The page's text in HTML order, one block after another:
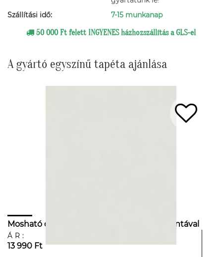
Szállítási idő:
7-15 munkanap
50 000 Ft felett INGYENES házhozszállítás a GLS-el
A gyártó egyszínű tapéta ajánlása
Mosható dekor tapéta törtfehér karcolt mintával
ÁR:
13 990 Ft